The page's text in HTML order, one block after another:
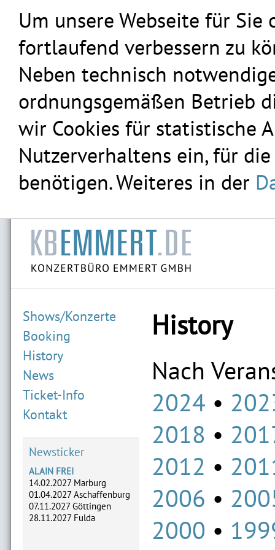
Um unsere Webseite für
fortlaufend verbessern zu
Neben technisch
ordnungsgemäßen Betrieb
wir Cookies für statistische
Nutzerverhaltens ein, für
benötigen. Weiteres in der
Shows/Konzerte
Booking
History
News
Ticket-Info
Kontakt
Newsticker
ALAIN FREI
14.02.2027 Marburg
01.04.2027 Aschaffenburg
07.11.2027 Göttingen
28.11.2027 Fulda
History
Nach
2024
2018
2012
2006
2000